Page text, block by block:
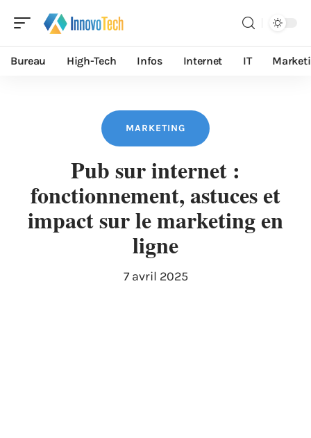
Bureau High-Tech Infos Internet IT
MARKETING
Pub sur internet :
fonctionnement, astuces et
impact sur le marketing en
ligne
7 avril 2025